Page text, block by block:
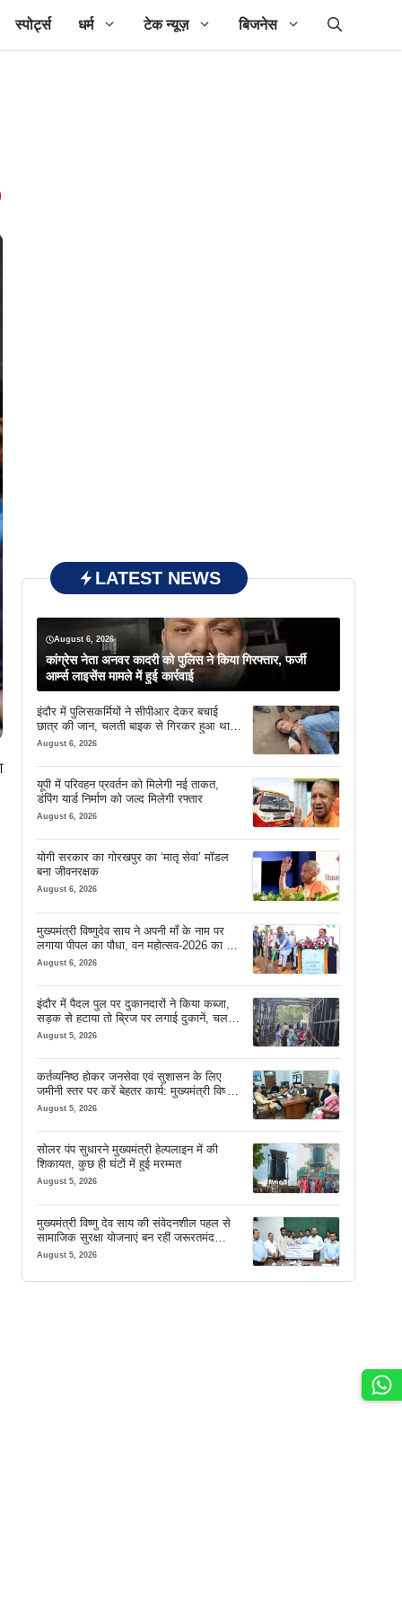
स्पोर्ट्स धर्म टेक न्यूज़ बिजनेस
LATEST NEWS
August 6, 2026
कांग्रेस नेता अनवर कादरी को पुलिस ने किया गिरफ्तार, फर्जी
आर्म्स लाइसेंस मामले में हुई कार्रवाई
इंदौर में पुलिसकर्मियों ने सीपीआर देकर बचाई
छात्र की जान, चलती बाइक से गिरकर हुआ था
बेहोश
August 6, 2026
यूपी में परिवहन प्रवर्तन को मिलेगी नई ताकत,
डंपिंग यार्ड निर्माण को जल्द मिलेगी रफ्तार
August 6, 2026
योगी सरकार का गोरखपुर का ‘मातृ सेवा’ मॉडल
बना जीवनरक्षक
August 6, 2026
मुख्यमंत्री विष्णुदेव साय ने अपनी माँ के नाम पर
लगाया पीपल का पौधा, वन महोत्सव-2026 का हुआ
शुभारंभ
August 6, 2026
इंदौर में पैदल पुल पर दुकानदारों ने किया कब्जा,
सड़क से हटाया तो ब्रिज पर लगाई दुकानें, चलने
की जगह भी नहीं मिल रही
August 5, 2026
कर्तव्यनिष्ठ होकर जनसेवा एवं सुशासन के लिए
जमीनी स्तर पर करें बेहतर कार्य: मुख्यमंत्री विष्णु
देव साय
August 5, 2026
सोलर पंप सुधारने मुख्यमंत्री हेल्पलाइन में की
शिकायत, कुछ ही घंटों में हुई मरम्मत
August 5, 2026
मुख्यमंत्री विष्णु देव साय की संवेदनशील पहल से
सामाजिक सुरक्षा योजनाएं बन रहीं जरूरतमंद
परिवारों का मजबूत सहारा
August 5, 2026